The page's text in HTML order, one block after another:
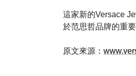
這家新的Versace
於范思哲品牌的重
原文來源：